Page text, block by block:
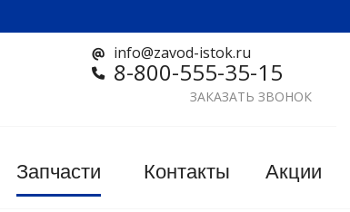
info@zavod-istok.ru
8-800-555-35-15
ЗАКАЗАТЬ ЗВОНОК
Запчасти Контакты Акции